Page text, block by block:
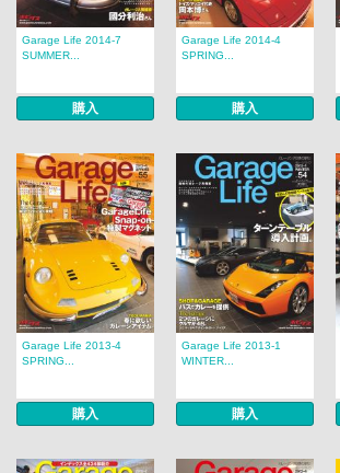
Garage Life 2014-7
SUMMER...
購入
Garage Life 2014-4
SPRING...
購入
Garage Life 2013-4
SPRING...
購入
Garage Life 2013-1
WINTER...
購入